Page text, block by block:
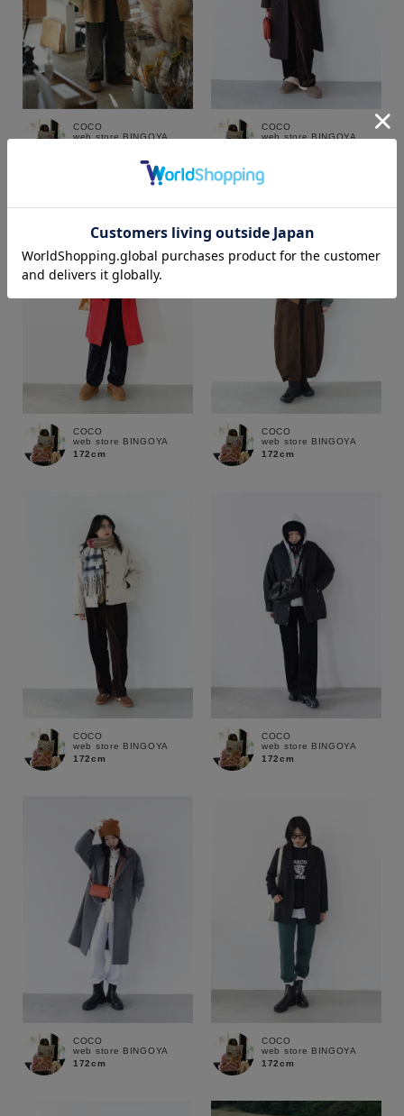
商品タイプ
在庫あり 在庫なし含む
COCO
web store BINGOYA
COCO
web store BINGOYA
COCO
web store BINGOYA
172cm
COCO
web store BINGOYA
172cm
COCO
web store BINGOYA
172cm
COCO
web store BINGOYA
172cm
COCO
web store BINGOYA
172cm
COCO
web store BINGOYA
172cm